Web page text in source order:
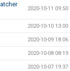
2020-10-11 09:50
2020-10-10 13:00
2020-10-09 18:06
2020-10-08 08:19
2020-10-07 19:37